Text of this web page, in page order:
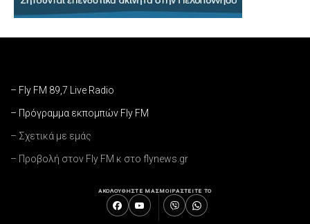
– Fly FM 89,7 Live Radio
– Πρόγραμμα εκπομπών Fly FM
– Σχετικά με εμάς
– Προβολή στον Fly FM κ στο flynews.gr
ΑΚΟΛΟΥΘΗΣΤΕ ΜΑΣΜΟΙΡΑΣΤΕΙΤΕ ΤΟ